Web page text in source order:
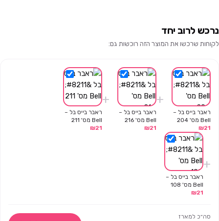
נרכש לרוב יחד
לקוחות שרכשו את המוצר הזה רוכשות גם:
ראבר בייס בל –
Bell מס' 204
₪21
+
ראבר בייס בל –
Bell מס' 216
₪21
+
ראבר בייס בל –
Bell מס' 211
₪21
+
ראבר בייס בל –
Bell מס' 108
₪21
סה״כ למארז